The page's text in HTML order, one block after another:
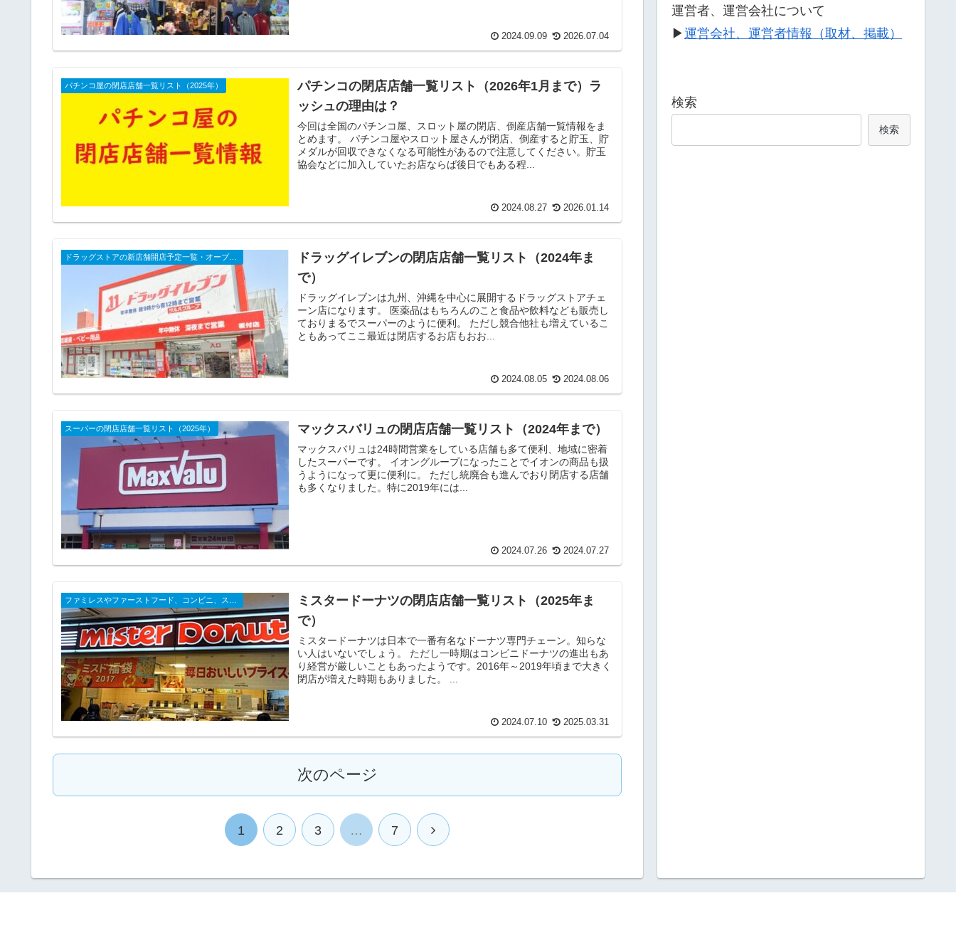
2024.09.09 2026.07.04
パチンコ屋の閉店店舗一覧リスト（2025年）
パチンコの閉店店舗一覧リスト（2026年1月まで）ラ
ッシュの理由は？
今回は全国のパチンコ屋、スロット屋の閉店、倒産店舗一覧情報をま
とめます。 パチンコ屋やスロット屋さんが閉店、倒産すると貯玉、貯
メダルが回収できなくなる可能性があるので注意してください。貯玉
協会などに加入していたお店ならば後日でもある程...
2024.08.27 2026.01.14
ドラッグストアの新店舗開店予定一覧・オープンセール・閉店、セールチラシなど（2025年）
ドラッグイレブンの閉店店舗一覧リスト（2024年ま
で）
ドラッグイレブンは九州、沖縄を中心に展開するドラッグストアチェ
ーン店になります。 医薬品はもちろんのこと食品や飲料なども販売し
ておりまるでスーパーのように便利。 ただし競合他社も増えているこ
ともあってここ最近は閉店するお店もおお...
2024.08.05 2024.08.06
スーパーの閉店店舗一覧リスト（2025年） マックスバリュの閉店店舗一覧リスト（2024年まで）
マックスバリュは24時間営業をしている店舗も多て便利、地域に密着
したスーパーです。 イオングループになったことでイオンの商品も扱
うようになって更に便利に。 ただし統廃合も進んでおり閉店する店舗
も多くなりました。特に2019年には...
2024.07.26 2024.07.27
ミスタードーナツの閉店店舗一覧リスト（2025年ま
で）
ミスタードーナツは日本で一番有名なドーナツ専門チェーン。知らな
い人はいないでしょう。 ただし一時期はコンビニドーナツの進出もあ
り経営が厳しいこともあったようです。2016年～2019年頃まで大きく
閉店が増えた時期もありました。 ...
2024.07.10 2025.03.31
次のページ
1 2 3 … 7
運営者、運営会社について
▶運営会社、運営者情報（取材、掲載）
検索
検索